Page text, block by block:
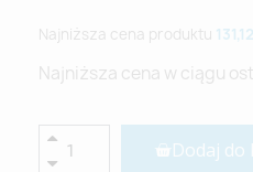
Najniższa cena produktu
Najniższa cena w ciągu
Dodaj do